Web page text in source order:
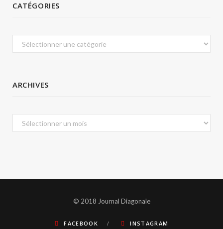
CATÉGORIES
Catégories
ARCHIVES
Archives
© 2018 Journal Diagonale
FACEBOOK INSTAGRAM